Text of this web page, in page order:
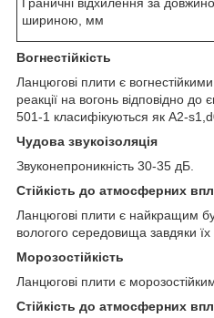
шириною, мм
Вогнестійкість
Ланцюгові плити є
реакції на вогонь відповідно
501-1 класифікуються як A2-
Чудова звукоізоляція
Звуконепроникність 30-35 дБ.
Стійкість до атмосферних
Ланцюгові плити є найкращим
вологого середовища завдяки їх
Морозостійкість
Ланцюгові плити є
Стійкість до атмосферних